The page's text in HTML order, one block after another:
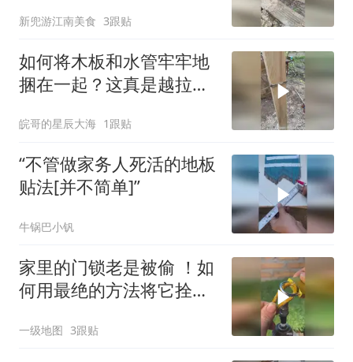
新兜游江南美食 3跟贴
如何将木板和水管牢牢地
捆在一起？这真是越拉越
皖哥的星辰大海 1跟贴
“不管做家务人死活的地板
贴法[并不简单]” ​​​
牛锅巴小钒
家里的门锁老是被偷 ！如
何用最绝的方法将它拴起
一级地图 3跟贴